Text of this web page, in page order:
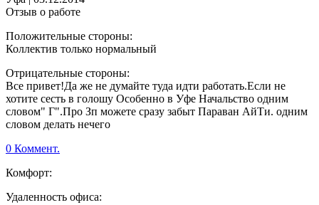
Отзыв о работе
Положительные стороны:
Коллектив только нормальный
Отрицательные стороны:
Все привет!Да же не думайте туда идти работать.Если не
хотите сесть в голошу Особенно в Уфе Начальство одним
словом" Г".Про Зп можете сразу забыт Параван АйТи. одним
словом делать нечего
0 Коммент.
Комфорт:
Удаленность офиса: